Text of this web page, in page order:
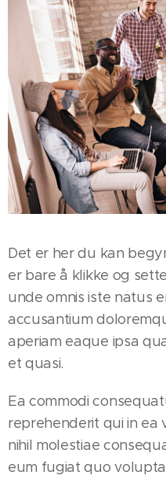
Det er her du kan
er bare å klikke og
unde omnis iste natus
accusantium
aperiam eaque ipsa
et quasi.
Ea commodi
reprehenderit qui in ea
nihil molestiae
eum fugiat quo